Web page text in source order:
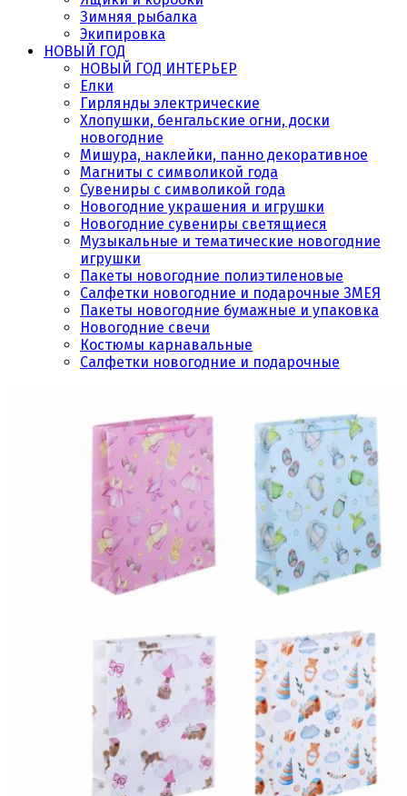
Зимняя рыбалка
Экипировка
НОВЫЙ ГОД
НОВЫЙ ГОД ИНТЕРЬЕР
Елки
Гирлянды электрические
Хлопушки, бенгальские огни, доски
новогодние
Мишура, наклейки, панно декоративное
Магниты с символикой года
Сувениры с символикой года
Новогодние украшения и игрушки
Новогодние сувениры светящиеся
Музыкальные и тематические новогодние
игрушки
Пакеты новогодние полиэтиленовые
Салфетки новогодние и подарочные ЗМЕЯ
Пакеты новогодние бумажные и упаковка
Новогодние свечи
Костюмы карнавальные
Салфетки новогодние и подарочные